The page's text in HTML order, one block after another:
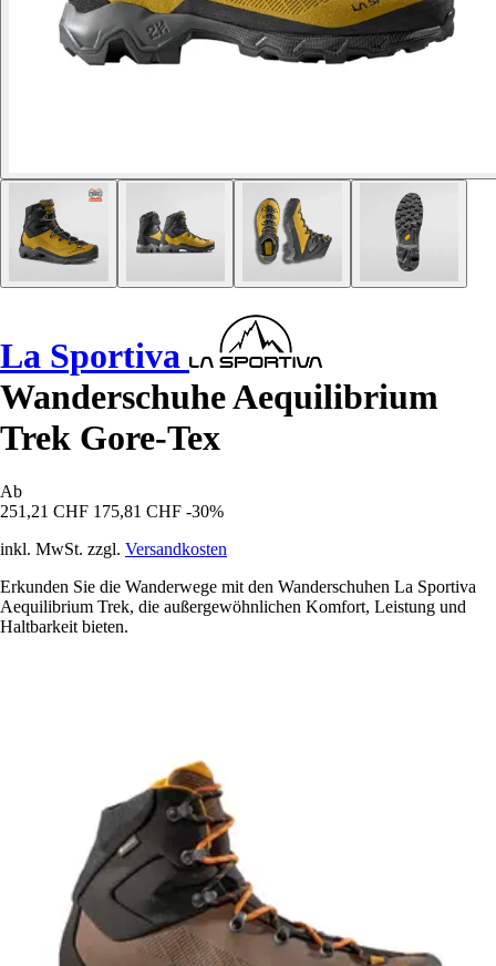
La Sportiva
Wanderschuhe Aequilibrium
Trek Gore-Tex
Ab
251,21 CHF 175,81 CHF -30%
inkl. MwSt. zzgl. Versandkosten
Erkunden Sie die Wanderwege mit den Wanderschuhen La Sportiva
Aequilibrium Trek, die außergewöhnlichen Komfort, Leistung und
Haltbarkeit bieten.